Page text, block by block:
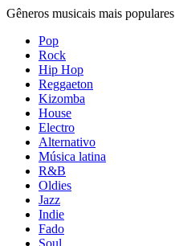
Gêneros musicais mais populares
Pop
Rock
Hip Hop
Reggaeton
Kizomba
House
Electro
Alternativo
Música latina
R&B
Oldies
Jazz
Indie
Fado